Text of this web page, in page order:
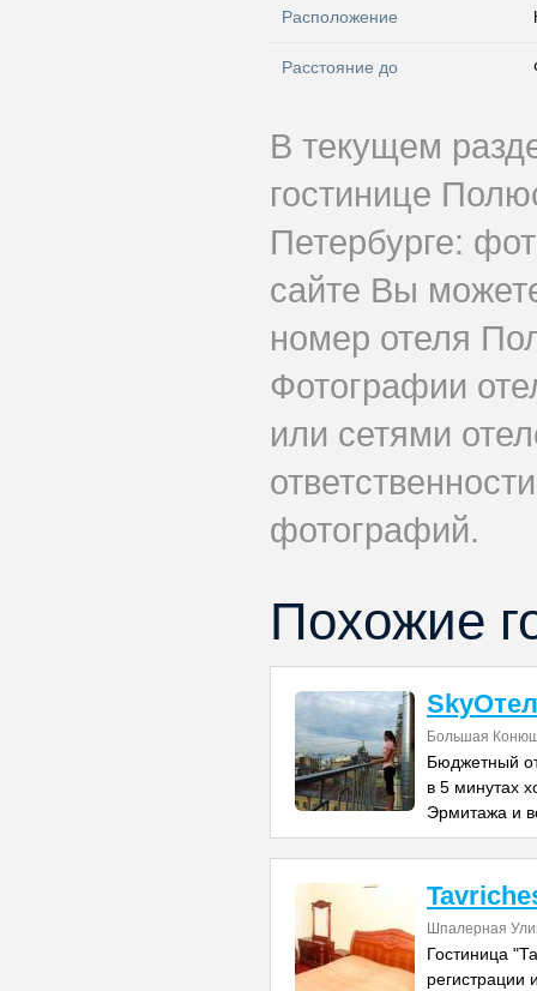
Расположение
Расстояние до
В текущем
гостинице
Петербурге:
сайте Вы
номер отеля
Фотографии
или сетями
фотографий.
Похожие
Большая
Бюджетный
в 5 минутах
Эрмитажа и
Шпалерная
Гостиница
регистрации